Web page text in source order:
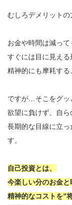
むしろデメリットの
お金や時間は減って
すぐには目に見える
精神的にも摩耗する
ですが…そこをグッ
欲望に負けず、自ら
長期的な目線に立
す。
自己投資とは、
今楽しい分のお金と
精神的なコストを”